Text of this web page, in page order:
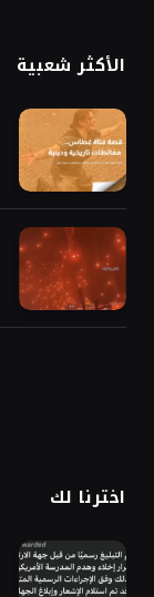
الأكثر شعبية
اخترنا لك